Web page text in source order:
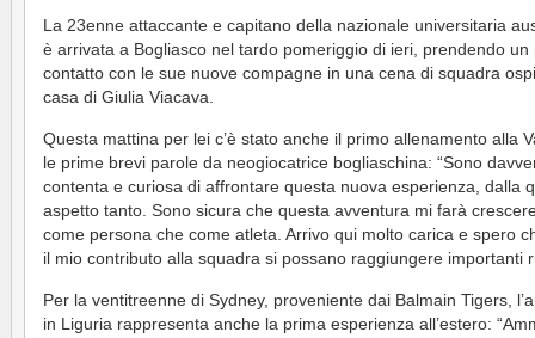
La 23enne attaccante e capitano della nazionale universitaria
è arrivata a Bogliasco nel tardo pomeriggio di ieri, prendendo un
contatto con le sue nuove compagne in una cena di squadra
casa di Giulia Viacava.
Questa mattina per lei c’è stato anche il primo allenamento alla
le prime brevi parole da neogiocatrice bogliaschina: “Sono
contenta e curiosa di affrontare questa nuova esperienza, dalla
aspetto tanto. Sono sicura che questa avventura mi farà
come persona che come atleta. Arrivo qui molto carica e spero
il mio contributo alla squadra si possano raggiungere importanti
Per la ventitreenne di Sydney, proveniente dai Balmain Tigers,
in Liguria rappresenta anche la prima esperienza all’estero: